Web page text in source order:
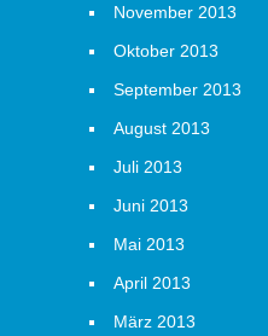
November 2013
Oktober 2013
September 2013
August 2013
Juli 2013
Juni 2013
Mai 2013
April 2013
März 2013